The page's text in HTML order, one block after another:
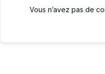
Vous n’avez pas de